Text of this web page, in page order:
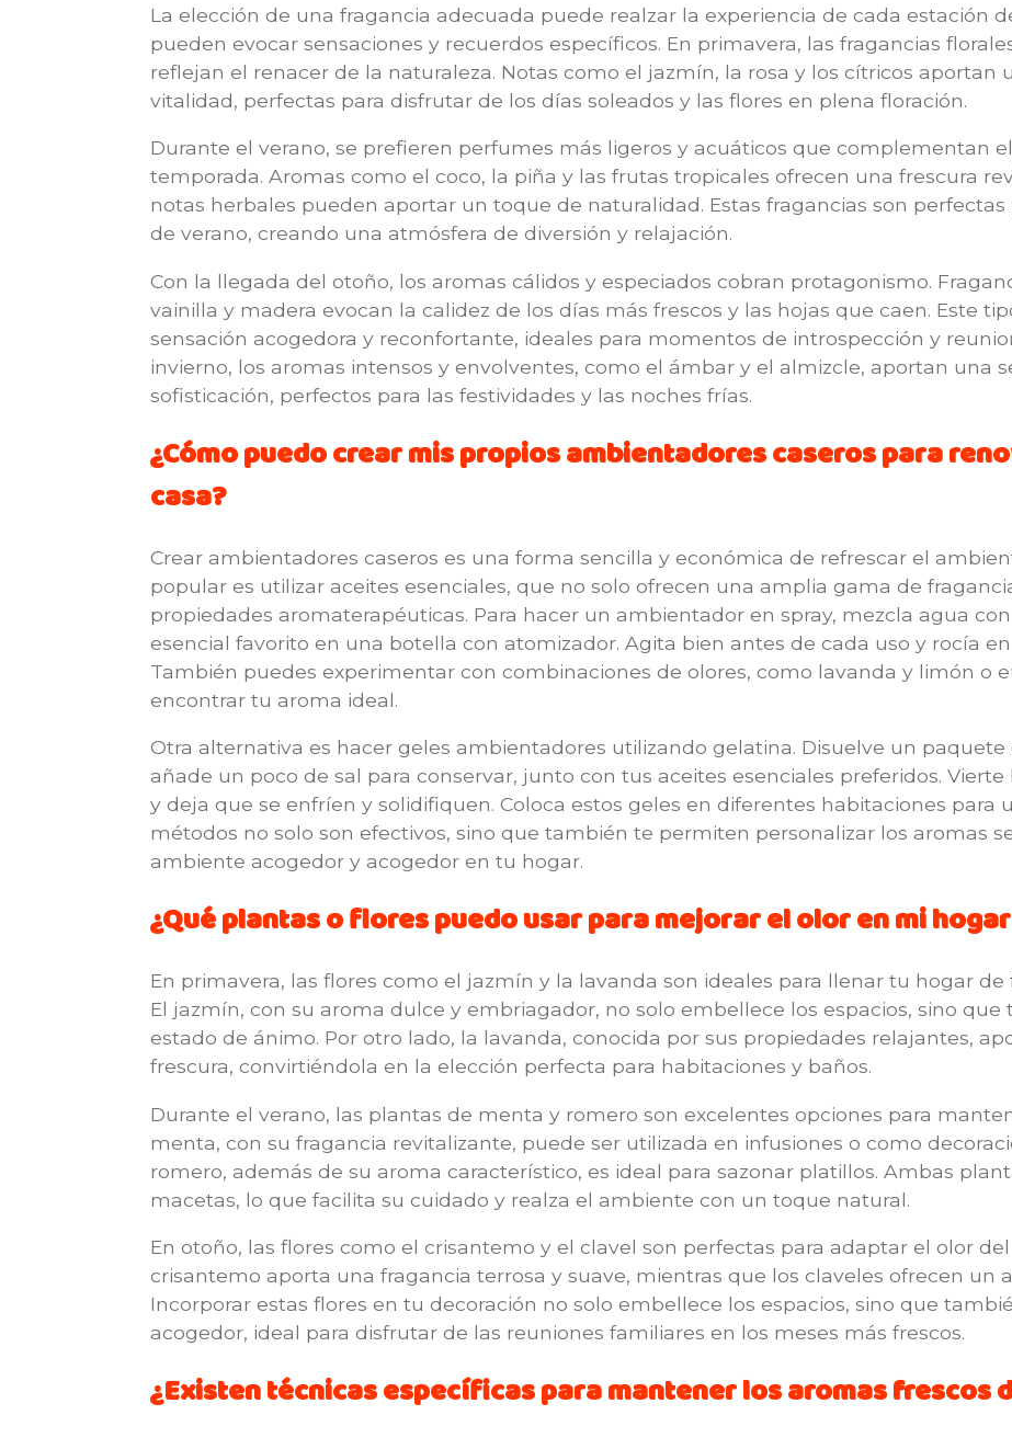
La elección de una fragancia adecuada puede realzar la experiencia de cada estación
pueden evocar sensaciones y recuerdos específicos. En primavera, las fragancias
reflejan el renacer de la naturaleza. Notas como el jazmín, la rosa y los cítricos aportan
vitalidad, perfectas para disfrutar de los días soleados y las flores en plena floración.
Durante el verano, se prefieren perfumes más ligeros y acuáticos que complementan
temporada. Aromas como el coco, la piña y las frutas tropicales ofrecen una frescura
notas herbales pueden aportar un toque de naturalidad. Estas fragancias son
de verano, creando una atmósfera de diversión y relajación.
Con la llegada del otoño, los aromas cálidos y especiados cobran protagonismo.
vainilla y madera evocan la calidez de los días más frescos y las hojas que caen. Este
sensación acogedora y reconfortante, ideales para momentos de introspección y
invierno, los aromas intensos y envolventes, como el ámbar y el almizcle, aportan una
sofisticación, perfectos para las festividades y las noches frías.
¿Cómo puedo crear mis propios ambientadores caseros para
casa?
Crear ambientadores caseros es una forma sencilla y económica de refrescar el
popular es utilizar aceites esenciales, que no solo ofrecen una amplia gama de
propiedades aromaterapéuticas. Para hacer un ambientador en spray, mezcla agua
esencial favorito en una botella con atomizador. Agita bien antes de cada uso y rocía
También puedes experimentar con combinaciones de olores, como lavanda y limón o
encontrar tu aroma ideal.
Otra alternativa es hacer geles ambientadores utilizando gelatina. Disuelve un
añade un poco de sal para conservar, junto con tus aceites esenciales preferidos.
y deja que se enfríen y solidifiquen. Coloca estos geles en diferentes habitaciones para
métodos no solo son efectivos, sino que también te permiten personalizar los aromas
ambiente acogedor y acogedor en tu hogar.
¿Qué plantas o flores puedo usar para mejorar el olor en mi
En primavera, las flores como el jazmín y la lavanda son ideales para llenar tu hogar de
El jazmín, con su aroma dulce y embriagador, no solo embellece los espacios, sino
estado de ánimo. Por otro lado, la lavanda, conocida por sus propiedades relajantes,
frescura, convirtiéndola en la elección perfecta para habitaciones y baños.
Durante el verano, las plantas de menta y romero son excelentes opciones para
menta, con su fragancia revitalizante, puede ser utilizada en infusiones o como
romero, además de su aroma característico, es ideal para sazonar platillos. Ambas
macetas, lo que facilita su cuidado y realza el ambiente con un toque natural.
En otoño, las flores como el crisantemo y el clavel son perfectas para adaptar el olor
crisantemo aporta una fragancia terrosa y suave, mientras que los claveles ofrecen un
Incorporar estas flores en tu decoración no solo embellece los espacios, sino que
acogedor, ideal para disfrutar de las reuniones familiares en los meses más frescos.
¿Existen técnicas específicas para mantener los aromas frescos